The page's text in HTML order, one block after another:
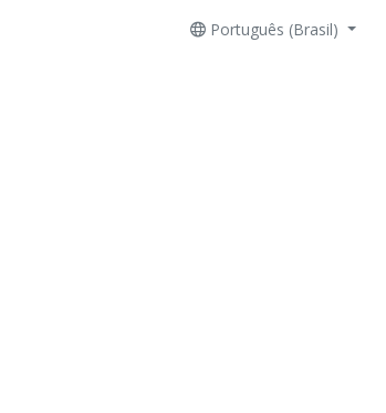
Português (Brasil)